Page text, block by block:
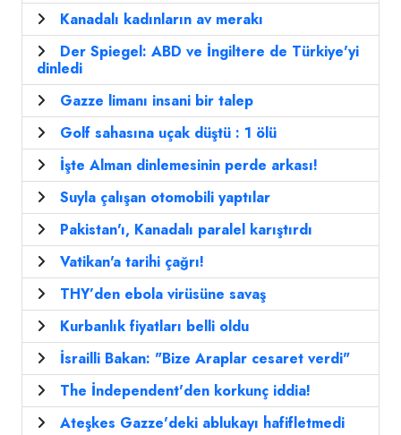
Kanadalı kadınların av merakı
Der Spiegel: ABD ve İngiltere de Türkiye'yi
dinledi
Gazze limanı insani bir talep
Golf sahasına uçak düştü : 1 ölü
İşte Alman dinlemesinin perde arkası!
Suyla çalışan otomobili yaptılar
Pakistan'ı, Kanadalı paralel karıştırdı
Vatikan'a tarihi çağrı!
THY’den ebola virüsüne savaş
Kurbanlık fiyatları belli oldu
İsrailli Bakan: "Bize Araplar cesaret verdi"
The İndependent'den korkunç iddia!
Ateşkes Gazze'deki ablukayı hafifletmedi